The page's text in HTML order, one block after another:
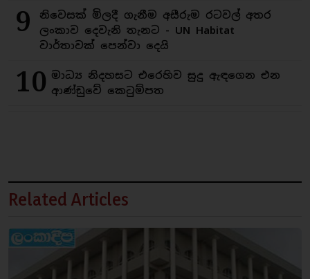
9
නිවෙසක් මිලදී ගැනීම අසීරුම රටවල් අතර
ලංකාව දෙවැනි තැනට - UN Habitat
වාර්තාවක් පෙන්වා දෙයි
10 මාධ්‍ය නිදහසට එරෙහිව සුදු ඇඳගෙන එන
ආණ්ඩුවේ කෙටුම්පත
Related Articles